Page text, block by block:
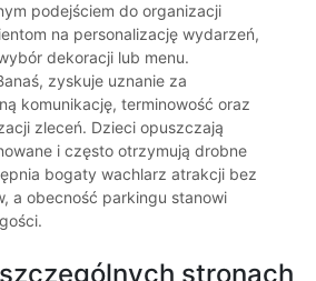
podejściem do organizacji
na personalizację wydarzeń,
dekoracji lub menu.
zyskuje uznanie za
komunikację, terminowość oraz
zleceń. Dzieci opuszczają
i często otrzymują drobne
bogaty wachlarz atrakcji bez
a obecność parkingu stanowi
stronach